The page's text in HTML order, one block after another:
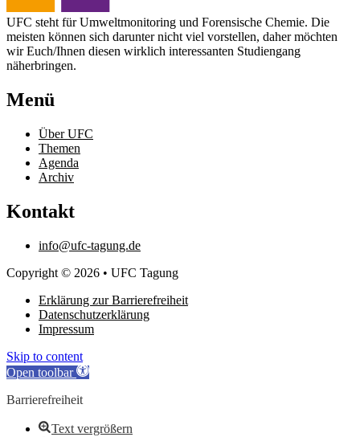
UFC steht für Umweltmonitoring und Forensische Chemie. Die
meisten können sich darunter nicht viel vorstellen, daher möchten
wir Euch/Ihnen diesen wirklich interessanten Studiengang
näherbringen.
Menü
Über UFC
Themen
Agenda
Archiv
Kontakt
info@ufc-tagung.de
Copyright © 2026 • UFC Tagung
Erklärung zur Barrierefreiheit
Datenschutzerklärung
Impressum
Skip to content
Open toolbar
Barrierefreiheit
Text vergrößern